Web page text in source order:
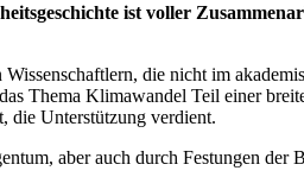
ist voller
Wissenschaftlern, die nicht im
Thema Klimawandel Teil einer
die Unterstützung verdient.
aber auch durch Festungen